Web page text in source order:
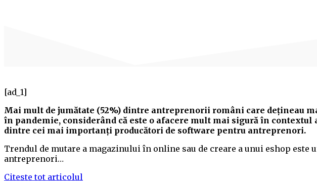
[ad_1]
Mai mult de jumătate (52%) dintre antreprenorii români care deţineau
în pandemie, considerând că este o afacere mult mai sigură în contextul
dintre cei mai importanţi producători de software pentru antreprenori.
Trendul de mutare a magazinului în online sau de creare a unui eshop este
antreprenori…
Citeste tot articolul